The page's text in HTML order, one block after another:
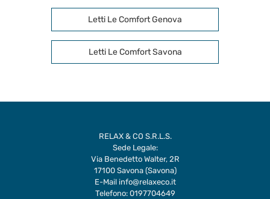
Letti Le Comfort Genova
Letti Le Comfort Savona
RELAX & CO S.R.L.S.
Sede Legale:
Via Benedetto Walter, 2R
17100 Savona (Savona)
E-Mail info@relaxeco.it
Telefono: 0197704649